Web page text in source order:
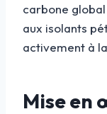
carbone
aux isolants
activement à
Mise en